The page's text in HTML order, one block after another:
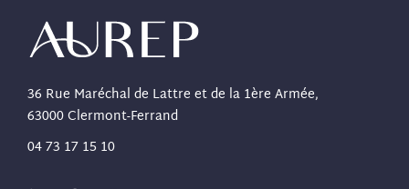
36 Rue Maréchal de Lattre et de la 1ère Armée,
63000 Clermont-Ferrand
04 73 17 15 10